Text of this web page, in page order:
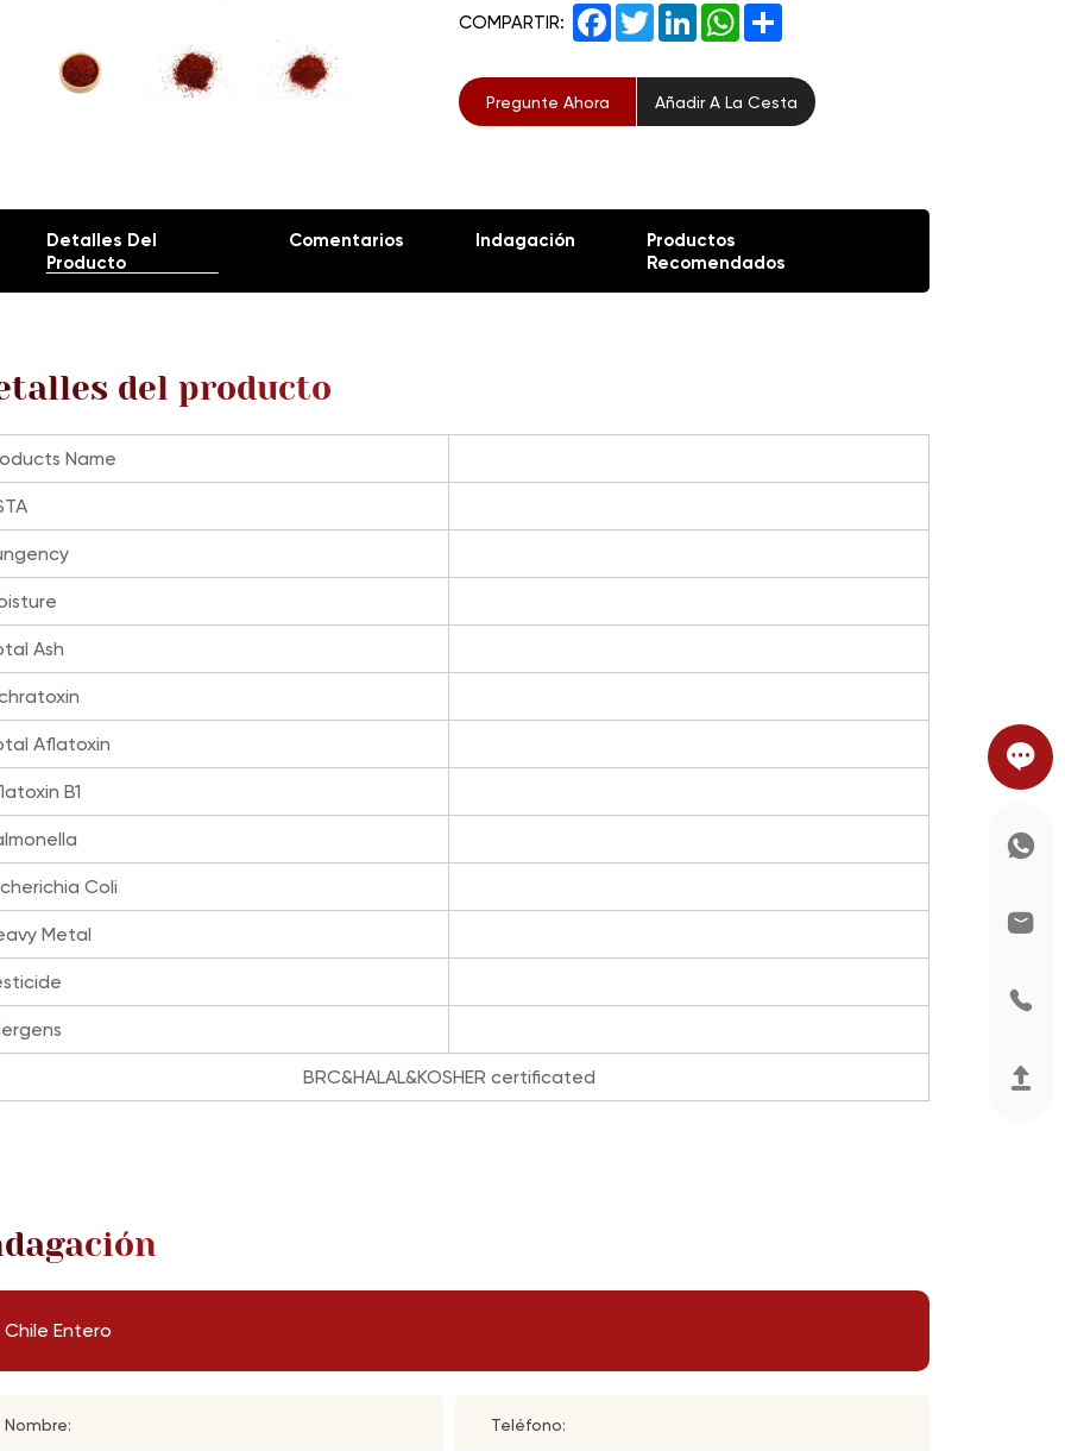
COMPARTIR:
FacebookTwitterLinkedInWhatsApp
Share
Pregunte Ahora Añadir A La Cesta
Detalles Del
Producto
Comentarios Indagación
Productos
Recomendados
del producto
Name
Ash
Aflatoxin
B1
Coli
Metal
BRC&HALAL&KOSHER certificated
Chile Entero
Nombre: Teléfono: